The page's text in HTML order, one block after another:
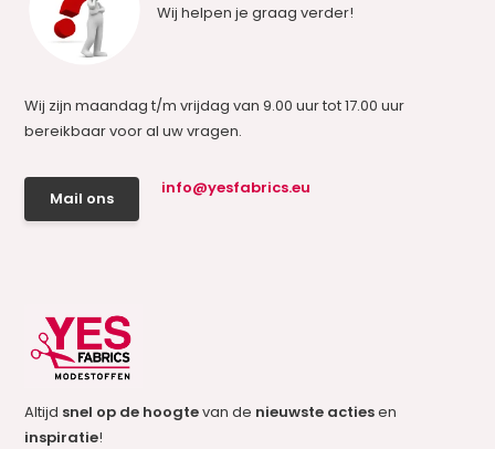
Wij helpen je graag verder!
Wij zijn maandag t/m vrijdag van 9.00 uur tot 17.00 uur
bereikbaar voor al uw vragen.
Mail ons
info@yesfabrics.eu
Altijd snel op de hoogtevan de nieuwste actiesen
inspiratie!